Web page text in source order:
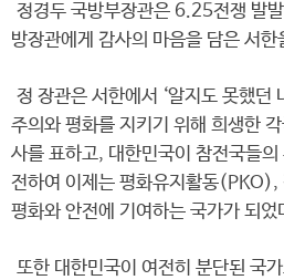
정경두 국방부장관은 6.25전쟁 발
방장관에게 감사의 마음을 담은 서한
정 장관은 서한에서 ‘알지도 못했던
주의와 평화를 지키기 위해 희생한
사를 표하고, 대한민국이 참전국들
전하여 이제는 평화유지활동(PKO),
평화와 안전에 기여하는 국가가 되었
또한 대한민국이 여전히 분단된 국